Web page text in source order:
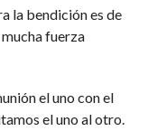
la bendición es de
fuerza
el uno con el
el uno al otro.